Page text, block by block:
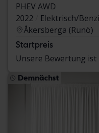
PHEV AWD
2022
Elektrisch/
Åkersberga (Runö)
Startpreis
Unsere Bewertung ist
Demnächst